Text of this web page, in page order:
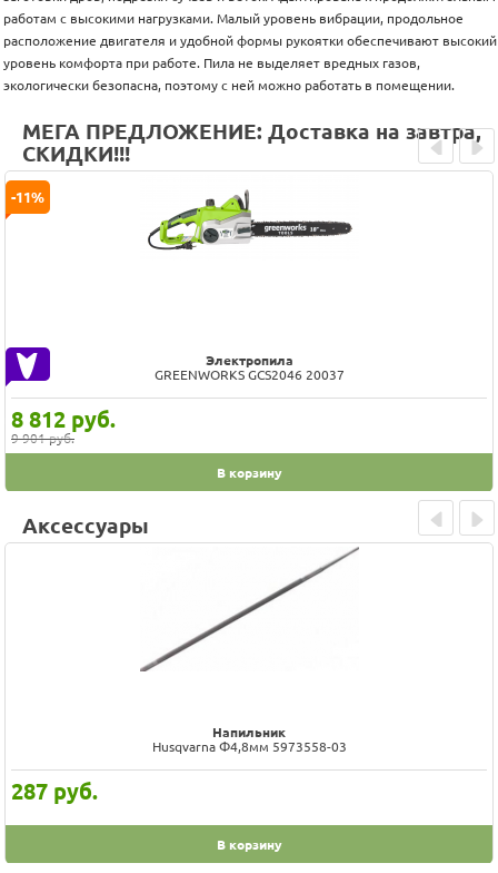
работам с высокими нагрузками. Малый уровень вибрации, продольное
расположение двигателя и удобной формы рукоятки обеспечивают высокий
уровень комфорта при работе. Пила не выделяет вредных газов,
экологически безопасна, поэтому с ней можно работать в помещении.
МЕГА ПРЕДЛОЖЕНИЕ: Доставка на завтра,
СКИДКИ!!!
Электропила
GREENWORKS GCS2046 20037
8 812 руб.
9 901 руб.
-11%
В корзину
Prev Next
Аксессуары
Напильник
Husqvarna Ф4,8мм 5973558-03
287 руб.
В корзину
Prev Next